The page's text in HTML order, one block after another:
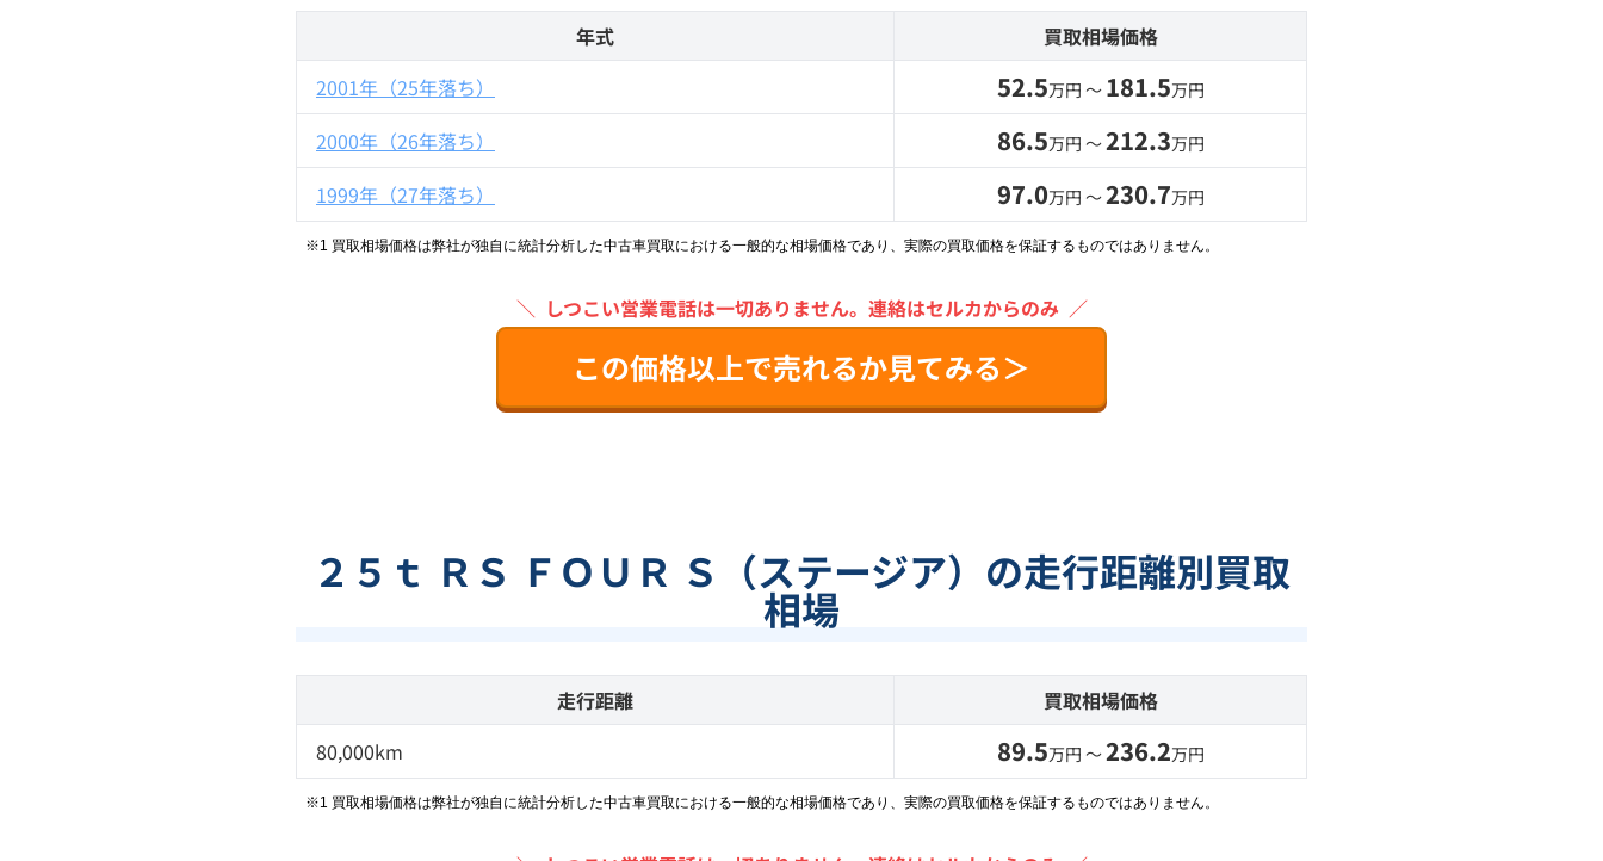
年式
買取相場価格
2001年（25年落ち）
52.5万円 〜 181.5万円
2000年（26年落ち） 86.5万円 〜212.3万円
1999年（27年落ち） 97.0万円 〜230.7万円
※1 買取相場価格は弊社が独自に統計分析した中古車買取における一般的な相場価格であり、実際の買取価格を保証するものではありません。
＼ しつこい営業電話は一切ありません。 連絡はセルカからのみ ／
この価格以上で売れるか見てみる＞
２５ｔ ＲＳ ＦＯＵＲ Ｓ（ステージア）の走行距離別買取
相場
走行距離
買取相場価格
80,000km
89.5万円 〜236.2万円
※1 買取相場価格は弊社が独自に統計分析した中古車買取における一般的な相場価格であり、実際の買取価格を保証するものではありません。